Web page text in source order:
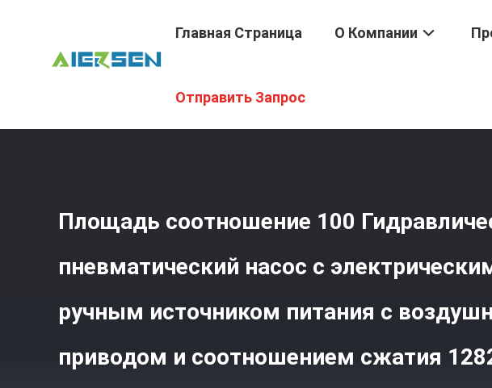
Главная Страница О Компании
Отправить Запрос
Источником Питания С Воздушным Приводом И Соотношением Сжатия 1282
Площадь соотношение 100
пневматический насос с
ручным источником питания с
приводом и соотношением сжатия